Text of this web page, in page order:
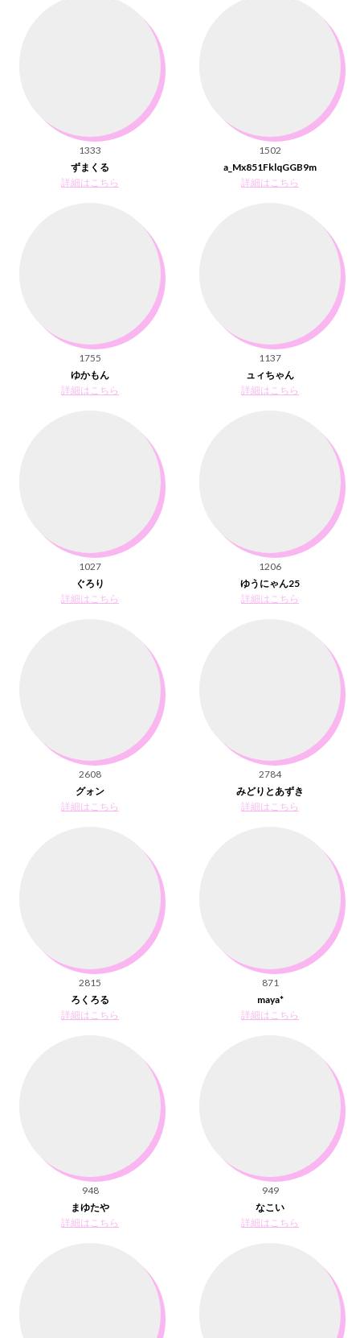
1333
ずまくる
詳細はこちら
1502
a_Mx851FklqGGB9m
詳細はこちら
1755
ゆかもん
詳細はこちら
1137
ュィちゃん
詳細はこちら
1027
ぐろり
詳細はこちら
1206
ゆうにゃん25
詳細はこちら
2608
グォン
詳細はこちら
2784
みどりとあずき
詳細はこちら
2815
ろくろる
詳細はこちら
871
maya*
詳細はこちら
948
まゆたや
詳細はこちら
949
なこい
詳細はこちら